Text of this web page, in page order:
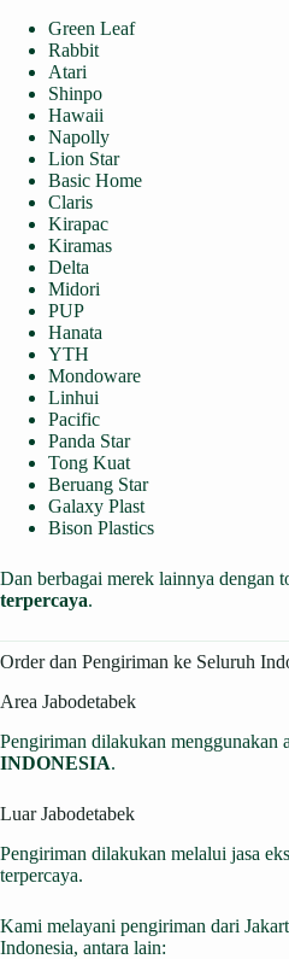
Green Leaf
Rabbit
Atari
Shinpo
Hawaii
Napolly
Lion Star
Basic Home
Claris
Kirapac
Kiramas
Delta
Midori
PUP
Hanata
YTH
Mondoware
Linhui
Pacific
Panda Star
Tong Kuat
Beruang Star
Galaxy Plast
Bison Plastics
Dan berbagai merek lainnya dengan
terpercaya.
Order dan Pengiriman ke Seluruh
Area Jabodetabek
Pengiriman dilakukan menggunakan
INDONESIA.
Luar Jabodetabek
Pengiriman dilakukan melalui jasa
terpercaya.
Kami melayani pengiriman dari
Indonesia, antara lain: